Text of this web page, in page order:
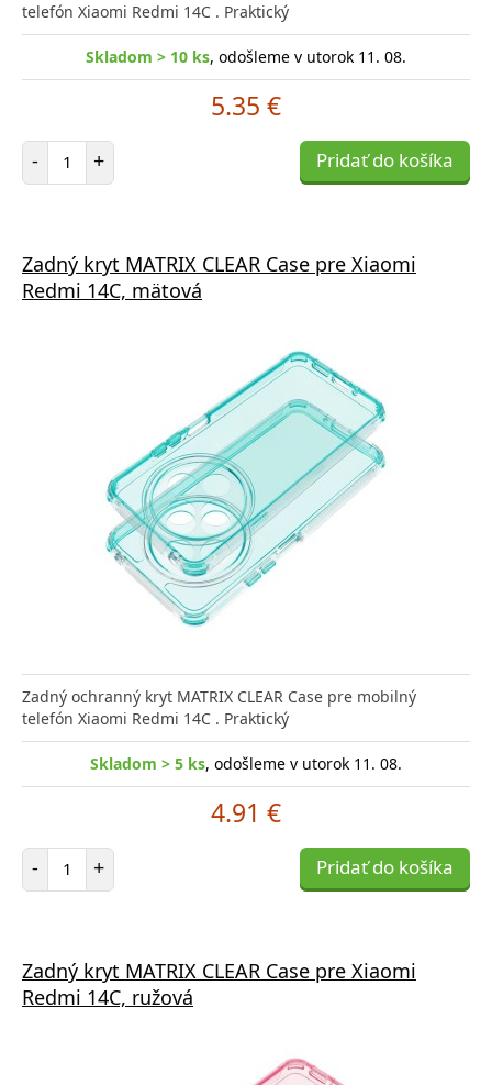
telefón Xiaomi Redmi 14C . Praktický
Skladom > 10 ks, odošleme v utorok 11. 08.
5.35 €
- Počet položiek
+ Pridať do košíka
Zadný kryt MATRIX CLEAR Case pre Xiaomi
Redmi 14C, mätová
Zadný ochranný kryt MATRIX CLEAR Case pre mobilný
telefón Xiaomi Redmi 14C . Praktický
Skladom > 5 ks, odošleme v utorok 11. 08.
4.91 €
- Počet položiek
+ Pridať do košíka
Zadný kryt MATRIX CLEAR Case pre Xiaomi
Redmi 14C, ružová